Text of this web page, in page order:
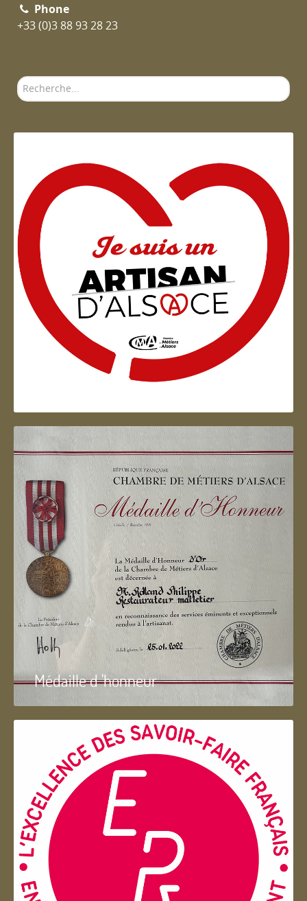
Phone
+33 (0)3 88 93 28 23
Rechercher
Artisan d'Alsace
Médaille d 'honneur